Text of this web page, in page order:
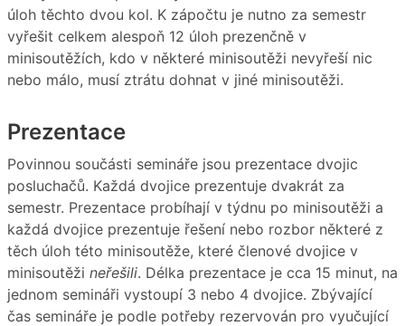
úloh těchto dvou kol. K zápočtu je nutno za semestr
vyřešit celkem alespoň 12 úloh prezenčně v
minisoutěžích, kdo v některé minisoutěži nevyřeší nic
nebo málo, musí ztrátu dohnat v jiné minisoutěži.
Prezentace
Povinnou součásti semináře jsou prezentace dvojic
posluchačů. Každá dvojice prezentuje dvakrát za
semestr. Prezentace probíhají v týdnu po minisoutěži a
každá dvojice prezentuje řešení nebo rozbor některé z
těch úloh této minisoutěže, které členové dvojice v
minisoutěži neřešili. Délka prezentace je cca 15 minut, na
jednom semináři vystoupí 3 nebo 4 dvojice. Zbývající
čas semináře je podle potřeby rezervován pro vyučující